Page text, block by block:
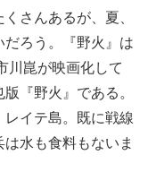
さんあるが、夏、
だろう。『野火』は
川崑が映画化して
『野火』である。
イテ島。既に戦線
水も食料もないま